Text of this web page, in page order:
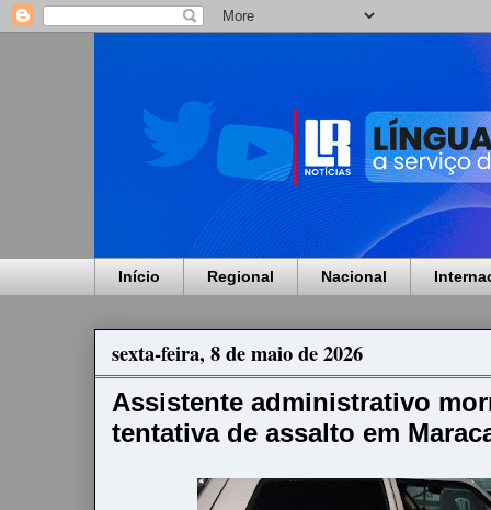
Início Regional Nacional
sexta-feira, 8 de maio de 2026
Assistente administrativo
tentativa de assalto em